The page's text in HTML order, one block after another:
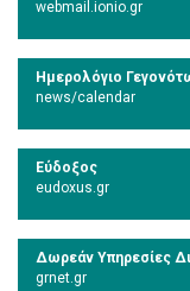
webmail.ionio.gr
Ημερολόγιο
news/calendar
Εύδοξος
eudoxus.gr
Δωρεάν Υπηρεσίες
grnet.gr